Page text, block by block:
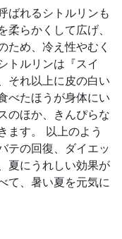
ばれるシトルリンも
らかくして広げ、
ため、冷え性やむく
トルリンは『スイ
それ以上に皮の白い
べたほうが身体にい
のほか、きんぴらな
ます。 以上のよう
テの回復、ダイエッ
夏にうれしい効果が
て、暑い夏を元気に